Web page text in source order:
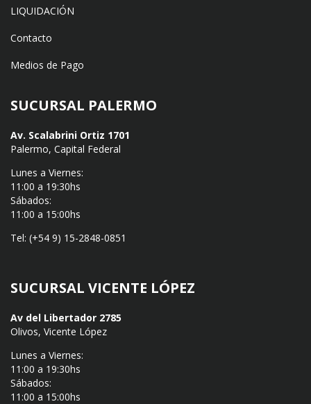
LIQUIDACIÓN
Contacto
Medios de Pago
SUCURSAL PALERMO
Av. Scalabrini Ortiz 1701
Palermo, Capital Federal
Lunes a Viernes:
11:00 a 19:30hs
Sábados:
11:00 a 15:00hs
Tel: (+54 9) 15-2848-0851
SUCURSAL VICENTE LÓPEZ
Av del Libertador 2785
Olivos, Vicente López
Lunes a Viernes:
11:00 a 19:30hs
Sábados:
11:00 a 15:00hs